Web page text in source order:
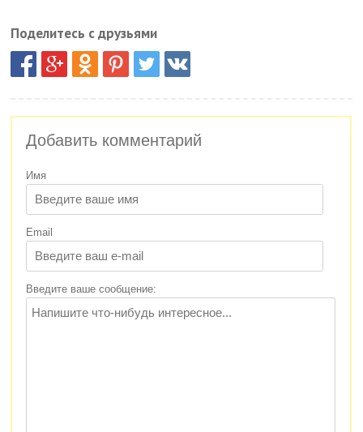
Поделитесь с друзьями
Добавить комментарий
Имя
Email
Введите ваше сообщение: